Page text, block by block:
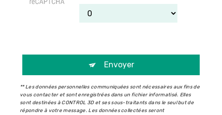
Envoyer
** Les données personnelles communiquées sont nécessaires aux fins de
vous contacter et sont enregistrées dans un fichier informatisé. Elles
sont destinées à CONTROL 3D et ses sous-traitants dans le seul but de
répondre à votre message. Les données collectées seront